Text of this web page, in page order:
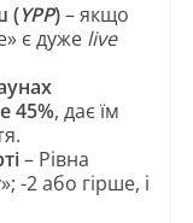
(YPP)– якщо
є дуже live
45%, дає їм
– Рівна
-2 або гірше, і